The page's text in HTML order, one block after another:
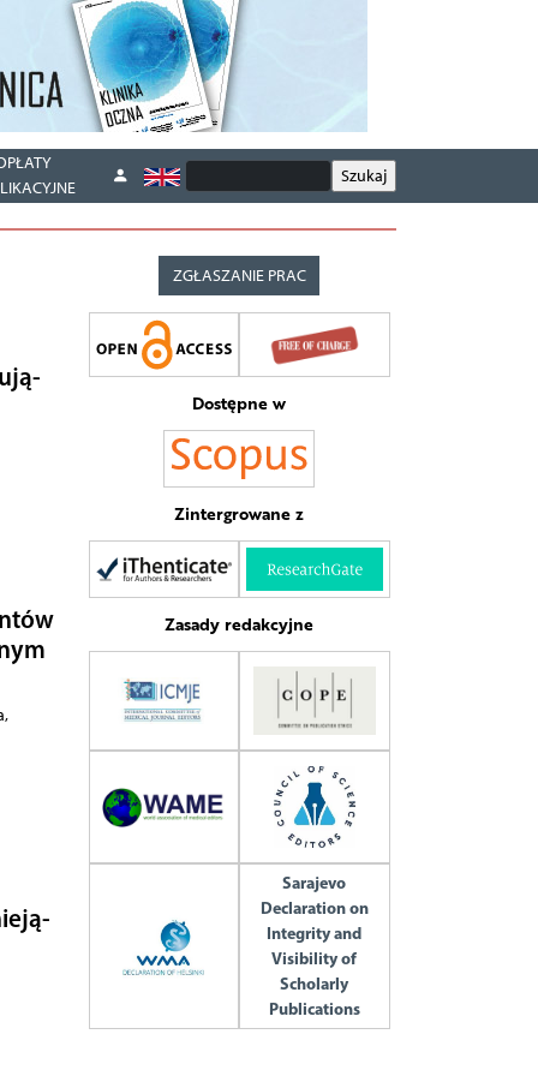
ZGŁASZANIE PRAC
Dostępne w
Zintergrowane z
Zasady redakcyjne
Sarajevo
Declaration on
Integrity and
Visibility of
Scholarly
Publications